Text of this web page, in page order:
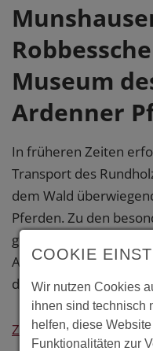
Museum
Ardenner
In früheren Zeiten
Transport des
dem Wald
Pferden. Zu den
geeigneten Rassen
Ardenner Kaltblüter.
dieses Museum
Zurück
COOKIE
Wir nutzen Cookies
ihnen sind technisch
helfen, diese
Funktionalitäten zur